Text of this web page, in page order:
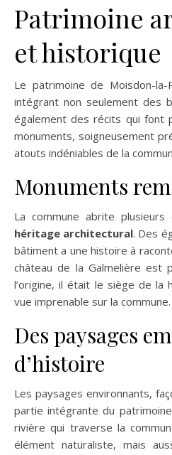
Patrimoine
et historique
Le patrimoine de Moisdon-
intégrant non seulement des
également des récits qui font
monuments, soigneusement
atouts indéniables de la
Monuments
La commune abrite
héritage architectural. Des
bâtiment a une histoire à
château de la Galmelière est
l’origine, il était le siège de la
vue imprenable sur la commune.
Des paysages
d’histoire
Les paysages environnants,
partie intégrante du
rivière qui traverse la
élément naturaliste, mais